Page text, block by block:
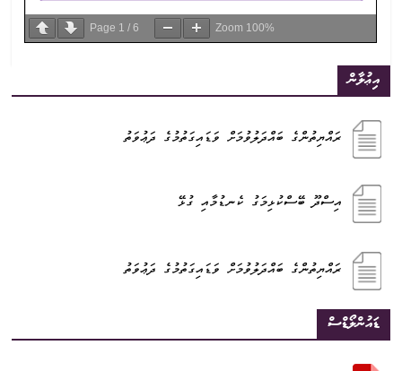
Page 1 / 6 Zoom 100%
އިޢުލާން
ރައްޔިތުންގެ ބައްދަލުވުމަށް ވަޑައިގަތުމުގެ ދަޢުވަތު
އިސްދޫ ބޭސްކުޅިމަގު ކެނޑުމާއި ގުޅޭ
ރައްޔިތުންގެ ބައްދަލުވުމަށް ވަޑައިގަތުމުގެ ދަޢުވަތު
ޑައުންލޯޑްސް